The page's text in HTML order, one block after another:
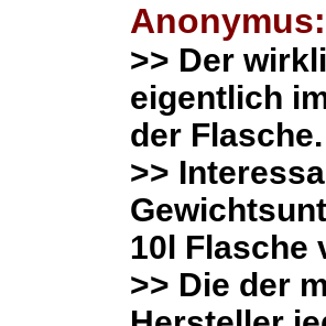
Anonymus:
>> Der
eigentlich
der Flasche.
>>
10l Flasche
>> Die der